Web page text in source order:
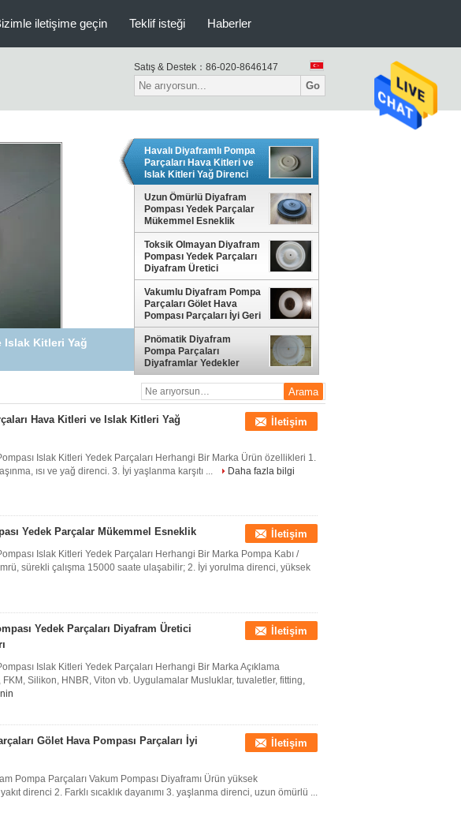
iletişime geçin Teklif isteği Haberler
Satış & Destek： 86-020-8646147
Go
Mükemmel
Havalı Diyaframlı Pompa
Parçaları Hava Kitleri ve
Islak Kitleri Yağ Direnci
Uzun Ömürlü Diyafram
Pompası Yedek Parçalar
Mükemmel Esneklik
Toksik Olmayan Diyafram
Pompası Yedek Parçaları
Diyafram Üretici
Pompaları İçin Keçe
Parçaları
Vakumlu Diyafram Pompa
Parçaları Gölet Hava
Pompası Parçaları İyi Geri
Tepme Özelliği
Pnömatik Diyafram
Pompa Parçaları
Diyaframlar Yedekler
Parçalar Parlak Kaplama
Hava Kitleri ve Islak Kitleri Yağ
İletişim
Islak Kitleri Yedek Parçaları Herhangi Bir Marka Ürün özellikleri 1.
ısı ve yağ direnci. 3. İyi yaşlanma karşıtı ...
Daha fazla bilgi
Yedek Parçalar Mükemmel Esneklik İletişim
Islak Kitleri Yedek Parçaları Herhangi Bir Marka Pompa Kabı /
sürekli çalışma 15000 saate ulaşabilir; 2. İyi yorulma direnci, yüksek
Yedek Parçaları Diyafram Üretici
İletişim
Islak Kitleri Yedek Parçaları Herhangi Bir Marka Açıklama
Silikon, HNBR, Viton vb. Uygulamalar Musluklar, tuvaletler, fitting,
Gölet Hava Pompası Parçaları İyi
İletişim
Pompa Parçaları Vakum Pompası Diyaframı Ürün yüksek
direnci 2. Farklı sıcaklık dayanımı 3. yaşlanma direnci, uzun ömürlü ...